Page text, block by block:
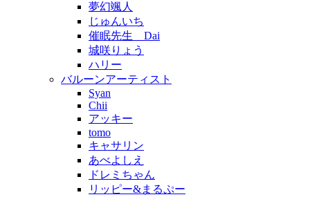
夢幻颯人
じゅんいち
催眠先生 Dai
城咲りょう
ハリー
バルーンアーティスト
Syan
Chii
アッキー
tomo
キャサリン
あべよしえ
ドレミちゃん
リッピー&まるぷー